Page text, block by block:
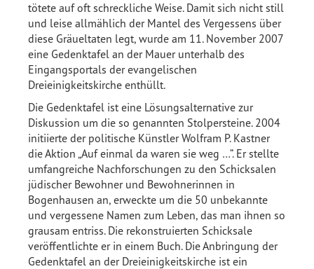
tötete auf oft schreckliche Weise. Damit sich nicht still
und leise allmählich der Mantel des Vergessens über
diese Gräueltaten legt, wurde am 11. November 2007
eine Gedenktafel an der Mauer unterhalb des
Eingangsportals der evangelischen
Dreieinigkeitskirche enthüllt.
Die Gedenktafel ist eine Lösungsalternative zur
Diskussion um die so genannten Stolpersteine. 2004
initiierte der politische Künstler Wolfram P. Kastner
die Aktion „Auf einmal da waren sie weg …“. Er stellte
umfangreiche Nachforschungen zu den Schicksalen
jüdischer Bewohner und Bewohnerinnen in
Bogenhausen an, erweckte um die 50 unbekannte
und vergessene Namen zum Leben, das man ihnen so
grausam entriss. Die rekonstruierten Schicksale
veröffentlichte er in einem Buch. Die Anbringung der
Gedenktafel an der Dreieinigkeitskirche ist ein